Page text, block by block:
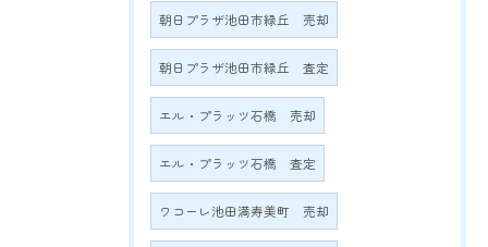
朝日プラザ池田市緑丘 売却
朝日プラザ池田市緑丘 査定
エル・プラッツ石橋 売却
エル・プラッツ石橋 査定
ワコーレ池田満寿美町 売却